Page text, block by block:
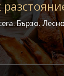
Бързо.